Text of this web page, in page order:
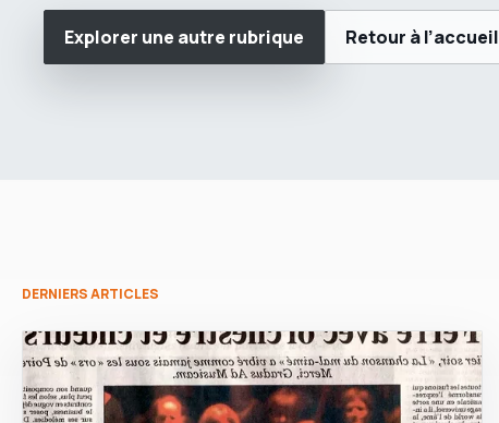
Explorer une autre rubrique Retour à l’accueil
DERNIERS ARTICLES